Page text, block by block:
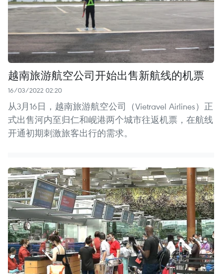
越南旅游航空公司开始出售新航线的机票
16/03/2022 02:20
从3月16日，越南旅游航空公司（Vietravel Airlines）正
式出售河内至归仁和岘港两个城市往返机票，在航线
开通初期刺激旅客出行的需求。